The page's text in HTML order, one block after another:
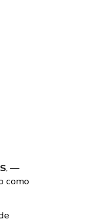
, —
como